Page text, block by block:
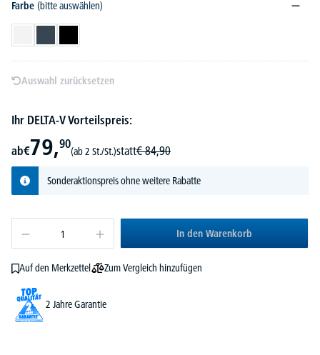
Farbe (bitte auswählen)
Auswahl zurücksetzen
Ihr DELTA-V Vorteilspreis:
ab€79,90
(ab 2 St./St.)statt€ 84,90
Sonderaktionspreis ohne weitere Rabatte
In den Warenkorb
Auf den Merkzettel Zum Vergleich hinzufügen
2 Jahre Garantie